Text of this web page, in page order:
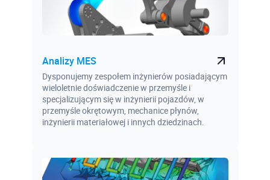
Analizy MES
Dysponujemy zespołem inżynierów posiadającym
wieloletnie doświadczenie w przemyśle i
specjalizującym się w inżynierii pojazdów, w
przemyśle okrętowym, mechanice płynów,
inżynierii materiałowej i innych dziedzinach.